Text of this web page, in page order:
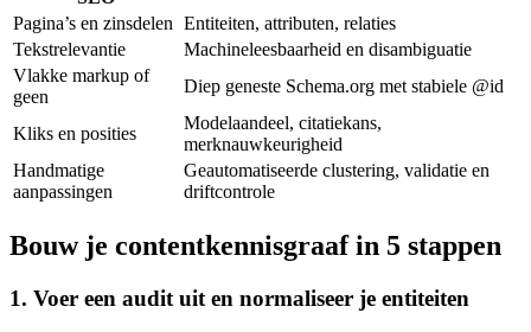
Pagina’s en zinsdelen Entiteiten, attributen, relaties
Tekstrelevantie
Machineleesbaarheid en disambiguatie
Vlakke markup of
geen
Diep geneste Schema.org met stabiele @id
Kliks en posities
Modelaandeel, citatiekans,
merknauwkeurigheid
Handmatige
aanpassingen
Geautomatiseerde clustering, validatie en
driftcontrole
Bouw je contentkennisgraaf in 5 stappen
1. Voer een audit uit en normaliseer je entiteiten